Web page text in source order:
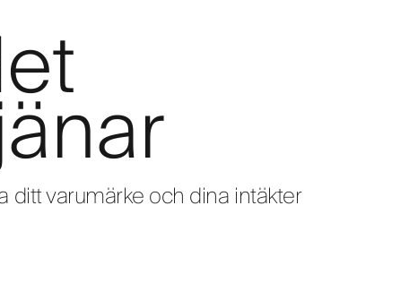
ditt varumärke och dina intäkter